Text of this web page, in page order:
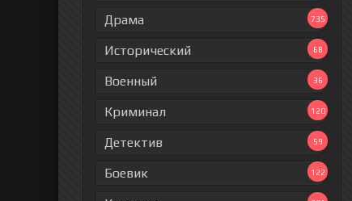
Драма 735
Исторический 68
Военный 36
Криминал 120
Детектив 59
Боевик 122